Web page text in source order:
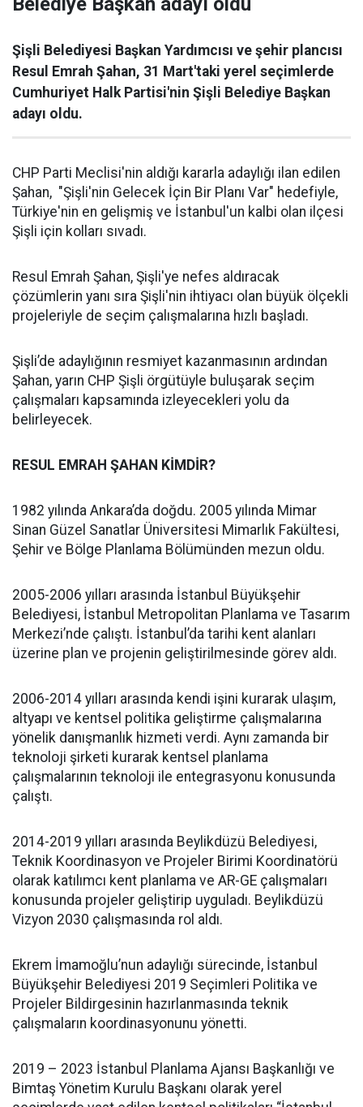
Şişli Belediyesi Başkan Yardımcısı ve şehir plancısı
Resul Emrah Şahan, 31 Mart'taki yerel seçimlerde
Cumhuriyet Halk Partisi'nin Şişli Belediye Başkan
adayı oldu.
CHP Parti Meclisi'nin aldığı kararla adaylığı ilan edilen
Şahan, "Şişli'nin Gelecek İçin Bir Planı Var" hedefiyle,
Türkiye'nin en gelişmiş ve İstanbul'un kalbi olan ilçesi
Şişli için kolları sıvadı.
Resul Emrah Şahan, Şişli'ye nefes aldıracak
çözümlerin yanı sıra Şişli'nin ihtiyacı olan büyük ölçekli
projeleriyle de seçim çalışmalarına hızlı başladı.
Şişli’de adaylığının resmiyet kazanmasının ardından
Şahan, yarın CHP Şişli örgütüyle buluşarak seçim
çalışmaları kapsamında izleyecekleri yolu da
belirleyecek.
RESUL EMRAH ŞAHAN KİMDİR?
1982 yılında Ankara’da doğdu. 2005 yılında Mimar
Sinan Güzel Sanatlar Üniversitesi Mimarlık Fakültesi,
Şehir ve Bölge Planlama Bölümünden mezun oldu.
2005-2006 yılları arasında İstanbul Büyükşehir
Belediyesi, İstanbul Metropolitan Planlama ve Tasarım
Merkezi’nde çalıştı. İstanbul’da tarihi kent alanları
üzerine plan ve projenin geliştirilmesinde görev aldı.
2006-2014 yılları arasında kendi işini kurarak ulaşım,
altyapı ve kentsel politika geliştirme çalışmalarına
yönelik danışmanlık hizmeti verdi. Aynı zamanda bir
teknoloji şirketi kurarak kentsel planlama
çalışmalarının teknoloji ile entegrasyonu konusunda
çalıştı.
2014-2019 yılları arasında Beylikdüzü Belediyesi,
Teknik Koordinasyon ve Projeler Birimi Koordinatörü
olarak katılımcı kent planlama ve AR-GE çalışmaları
konusunda projeler geliştirip uyguladı. Beylikdüzü
Vizyon 2030 çalışmasında rol aldı.
Ekrem İmamoğlu’nun adaylığı sürecinde, İstanbul
Büyükşehir Belediyesi 2019 Seçimleri Politika ve
Projeler Bildirgesinin hazırlanmasında teknik
çalışmaların koordinasyonunu yönetti.
2019 – 2023 İstanbul Planlama Ajansı Başkanlığı ve
Bimtaş Yönetim Kurulu Başkanı olarak yerel